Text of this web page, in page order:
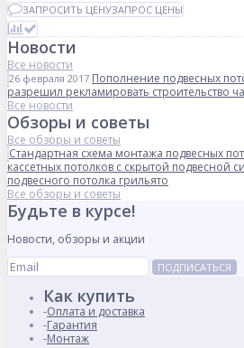
ЗАПРОСИТЬ ЦЕНУЗАПРОС ЦЕНЫ
Новости
Все новости
26 февраля 2017 Пополнение подвесных
разрешил рекламировать строительство
Все новости
Обзоры и советы
Все обзоры и советы
Стандартная схема монтажа подвесных
кассетных потолков с скрытой подвесной
подвесного потолка грильято
Все обзоры и советы
Будьте в курсе!
Новости, обзоры и акции
ПОДПИСАТЬСЯ
Как купить
Оплата и доставка
Гарантия
Монтаж